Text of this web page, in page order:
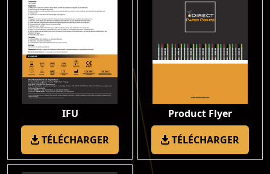
IFU
TÉLÉCHARGER
Product Flyer
TÉLÉCHARGER